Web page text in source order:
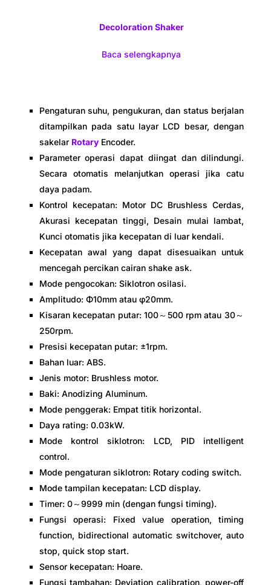
Decoloration Shaker
Baca selengkapnya
Pengaturan suhu, pengukuran, dan status berjalan
ditampilkan pada satu layar LCD besar, dengan
sakelar RotaryEncoder.
Parameter operasi dapat diingat dan dilindungi.
Secara otomatis melanjutkan operasi jika catu
daya padam.
Kontrol kecepatan: Motor DC Brushless Cerdas,
Akurasi kecepatan tinggi, Desain mulai lambat,
Kunci otomatis jika kecepatan di luar kendali.
Kecepatan awal yang dapat disesuaikan untuk
mencegah percikan cairan shake ask.
Mode pengocokan: Siklotron osilasi.
Amplitudo: Φ10mm atau φ20mm.
Kisaran kecepatan putar: 100～500 rpm atau 30～
250rpm.
Presisi kecepatan putar: ±1rpm.
Bahan luar: ABS.
Jenis motor: Brushless motor.
Baki: Anodizing Aluminum.
Mode penggerak: Empat titik horizontal.
Daya rating: 0.03kW.
Mode kontrol siklotron: LCD, PID intelligent
control.
Mode pengaturan siklotron: Rotary coding switch.
Mode tampilan kecepatan: LCD display.
Timer: 0～9999 min (dengan fungsi timing).
Fungsi operasi: Fixed value operation, timing
function, bidirectional automatic switchover, auto
stop, quick stop start.
Sensor kecepatan: Hoare.
Fungsi tambahan: Deviation calibration, power-off